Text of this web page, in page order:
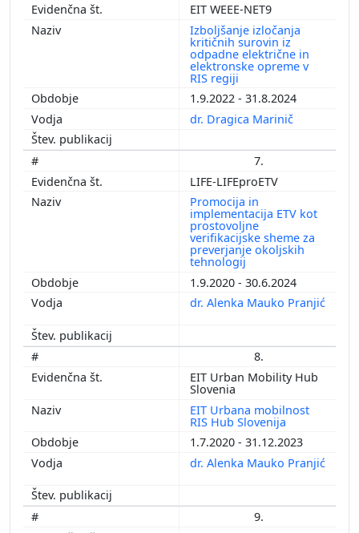
EIT WEEE-NET9
Izboljšanje izločanja
kritičnih surovin iz
odpadne električne in
elektronske opreme v
RIS regiji
1.9.2022 - 31.8.2024
dr. Dragica Marinič
7.
LIFE-LIFEproETV
Promocija in
implementacija ETV kot
prostovoljne
verifikacijske sheme za
preverjanje okoljskih
tehnologij
1.9.2020 - 30.6.2024
dr. Alenka Mauko Pranjić
8.
EIT Urban Mobility Hub
Slovenia
EIT Urbana mobilnost
RIS Hub Slovenija
1.7.2020 - 31.12.2023
dr. Alenka Mauko Pranjić
9.